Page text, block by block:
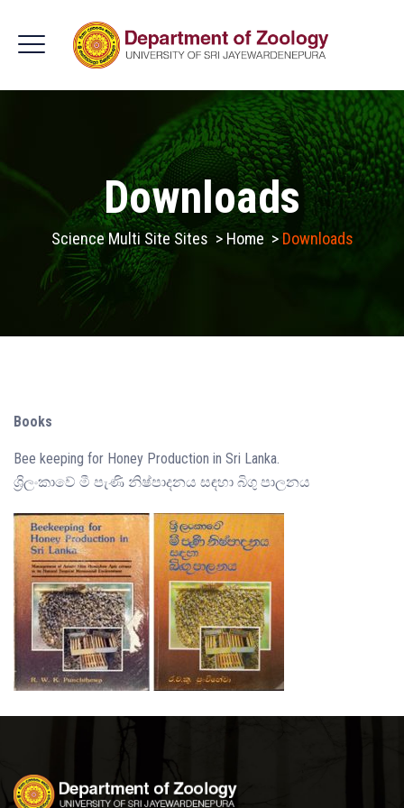
Downloads
Science Multi Site Sites > Home > Downloads
Books
Bee keeping for Honey Production in Sri Lanka.
ශ්‍රිලංකාවේ මී පැණි නිෂ්පාදනය සඳහා බිගු පාලනය